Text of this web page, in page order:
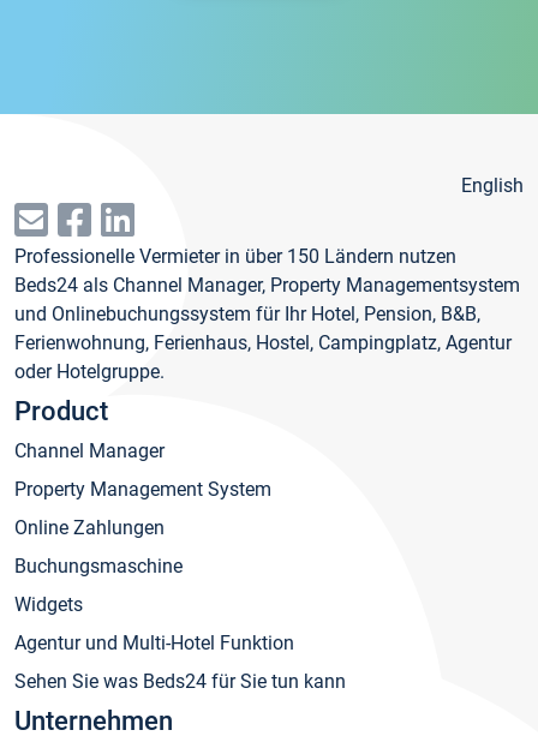
English
Professionelle Vermieter in über 150 Ländern nutzen
Beds24 als Channel Manager, Property Managementsystem
und Onlinebuchungssystem für Ihr Hotel, Pension, B&B,
Ferienwohnung, Ferienhaus, Hostel, Campingplatz, Agentur
oder Hotelgruppe.
Product
Channel Manager
Property Management System
Online Zahlungen
Buchungsmaschine
Widgets
Agentur und Multi-Hotel Funktion
Sehen Sie was Beds24 für Sie tun kann
Unternehmen